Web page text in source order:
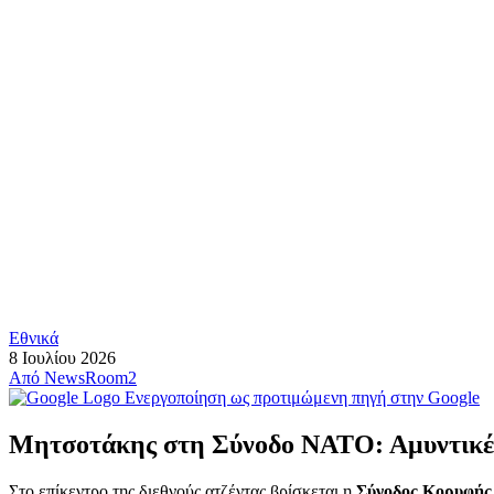
Εθνικά
8 Ιουλίου 2026
Από NewsRoom2
Ενεργοποίηση ως προτιμώμενη πηγή στην Google
Μητσοτάκης στη Σύνοδο ΝΑΤΟ: